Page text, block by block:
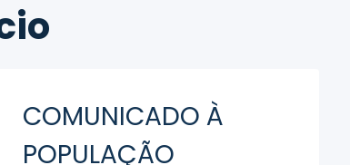
COMUNICADO À
POPULAÇÃO